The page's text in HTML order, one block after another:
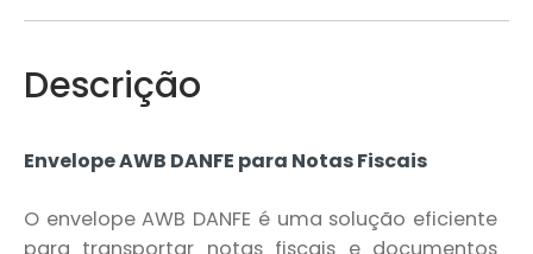
Descrição
Envelope AWB DANFE para Notas Fiscais
O envelope AWB DANFE é uma solução eficiente